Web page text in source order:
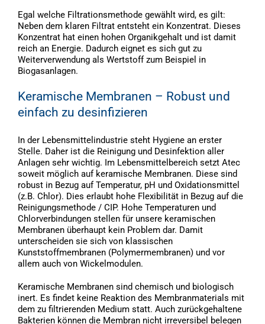
Egal welche Filtrationsmethode gewählt wird, es gilt:
Neben dem klaren Filtrat entsteht ein Konzentrat. Dieses
Konzentrat hat einen hohen Organikgehalt und ist damit
reich an Energie. Dadurch eignet es sich gut zu
Weiterverwendung als Wertstoff zum Beispiel in
Biogasanlagen.
Keramische Membranen – Robust und
einfach zu desinfizieren
In der Lebensmittelindustrie steht Hygiene an erster
Stelle. Daher ist die Reinigung und Desinfektion aller
Anlagen sehr wichtig. Im Lebensmittelbereich setzt Atec
soweit möglich auf keramische Membranen. Diese sind
robust in Bezug auf Temperatur, pH und Oxidationsmittel
(z.B. Chlor). Dies erlaubt hohe Flexibilität in Bezug auf die
Reinigungsmethode / CIP. Hohe Temperaturen und
Chlorverbindungen stellen für unsere keramischen
Membranen überhaupt kein Problem dar. Damit
unterscheiden sie sich von klassischen
Kunststoffmembranen (Polymermembranen) und vor
allem auch von Wickelmodulen.
Keramische Membranen sind chemisch und biologisch
inert. Es findet keine Reaktion des Membranmaterials mit
dem zu filtrierenden Medium statt. Auch zurückgehaltene
Bakterien können die Membran nicht irreversibel belegen